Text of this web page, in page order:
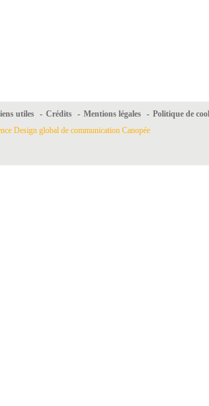
utiles - Crédits - Mentions légales - Politique de
Design global de communication Canopée